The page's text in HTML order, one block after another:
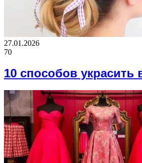
27.01.2026
70
10 способов украсить